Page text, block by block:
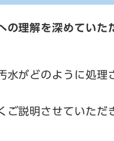
の理解を深めていた
水がどのように処理
ご説明させていただ